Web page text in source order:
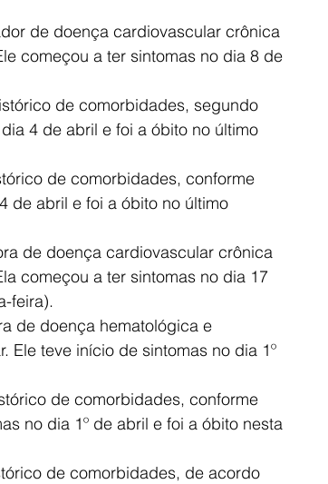
de doença cardiovascular crônica
começou a ter sintomas no dia 8 de
de comorbidades, segundo
4 de abril e foi a óbito no último
de comorbidades, conforme
de abril e foi a óbito no último
de doença cardiovascular crônica
começou a ter sintomas no dia 17
feira).
de doença hematológica e
Ele teve início de sintomas no dia 1º
de comorbidades, conforme
no dia 1º de abril e foi a óbito nesta
de comorbidades, de acordo